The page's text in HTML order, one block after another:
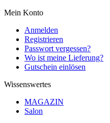
Mein Konto
Anmelden
Registrieren
Passwort vergessen?
Wo ist meine Lieferung?
Gutschein einlösen
Wissenswertes
MAGAZIN
Salon